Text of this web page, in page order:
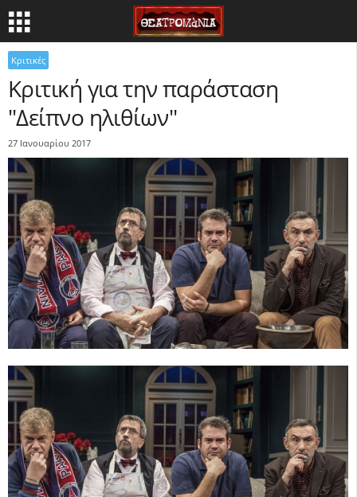
Κριτικές
Κριτική για την παράσταση
"Δείπνο ηλιθίων"
27 Ιανουαρίου 2017